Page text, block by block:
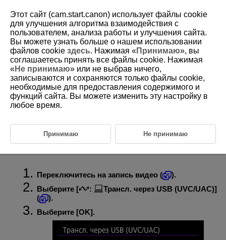
D388-181
Трансляция через USB
(UVC/UAC)
Включение питания по USB
Выберите этот вариант, если будут использоваться UVC/UAC-
совместимые приложения с подключением по USB к компьютеру
Переключитесь на запись видео (
).
Выберите [
: Трансл. через USB (UVC/UAC)]
(
).
Выберите [OK].
Этот сайт (cam.start.canon) использует файлы cookie
для улучшения алгоритма взаимодействия с
пользователем, анализа работы и улучшения сайта.
Вы можете узнать больше о нашем использовании
файлов cookie здесь. Нажимая «Принимаю», вы
соглашаетесь принять все файлы cookie. Нажимая
«Не принимаю» или не выбрав ничего,
записываются и сохраняются только файлы cookie,
необходимые для предоставления содержимого и
функций сайта. Вы можете изменить эту настройку в
любое время.
Принимаю Не принимаю